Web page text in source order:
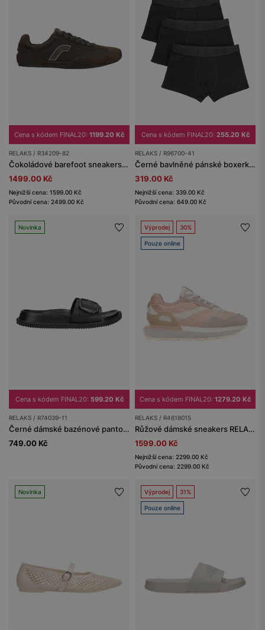
Cena s kódem FINAL20: 1199.20 Kč
RELAKS / R34209-82
Čokoládové barefoot sneakers na tenké podrážce RELAKS
1499.00 Kč
Nejnižší cena: 1599.00 Kč
Původní cena: 2499.00 Kč
Cena s kódem FINAL20: 255.20 Kč
RELAKS / R96700-41
Černé bavlněné pánské boxerky RELAKS
319.00 Kč
Nejnižší cena: 339.00 Kč
Původní cena: 649.00 Kč
Novinka
Cena s kódem FINAL20: 599.20 Kč
RELAKS / R74039-11
Černé dámské bazénové pantofle RELAKS
749.00 Kč
Výprodej 30%
Pouze online
Cena s kódem FINAL20: 1279.20 Kč
RELAKS / R4618015
Růžové dámské sneakers RELAKS
1599.00 Kč
Nejnižší cena: 2299.00 Kč
Původní cena: 2299.00 Kč
Novinka Výprodej 31%
Pouze online